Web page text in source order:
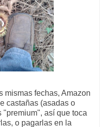
mismas fechas, Amazon
castañas (asadas o
así que toca
o pagarlas en la